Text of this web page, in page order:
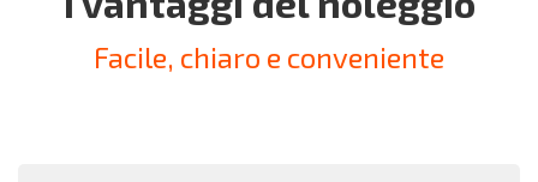
Facile, chiaro e conveniente